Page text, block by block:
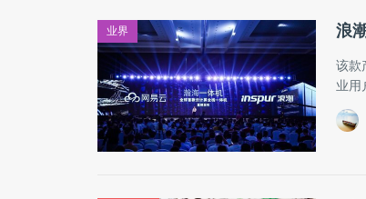
业界 浪
该款
业用